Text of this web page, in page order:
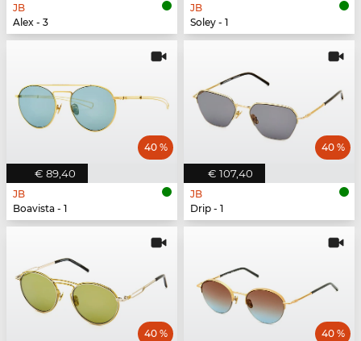
JB
Alex - 3
JB
Soley - 1
€ 89,40
40 %
JB
Boavista - 1
€ 107,40
40 %
JB
Drip - 1
40 % 40 %